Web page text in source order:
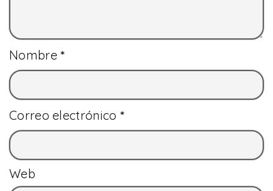
Nombre*
Correo electrónico *
Web